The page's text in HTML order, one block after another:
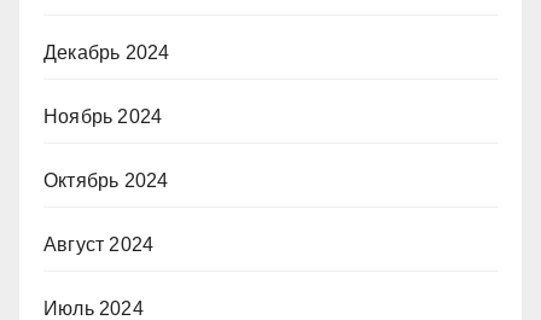
Декабрь 2024
Ноябрь 2024
Октябрь 2024
Август 2024
Июль 2024